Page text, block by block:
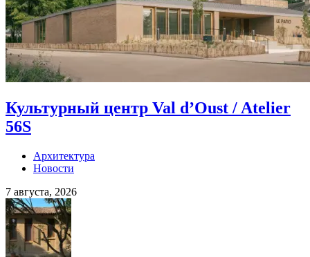
Культурный центр Val d’Oust / Atelier
56S
Архитектура
Новости
7 августа, 2026